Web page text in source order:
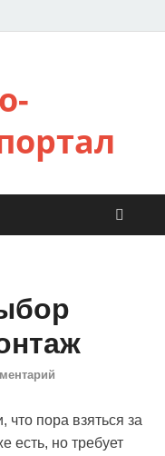
пора взяться за
есть, но требует